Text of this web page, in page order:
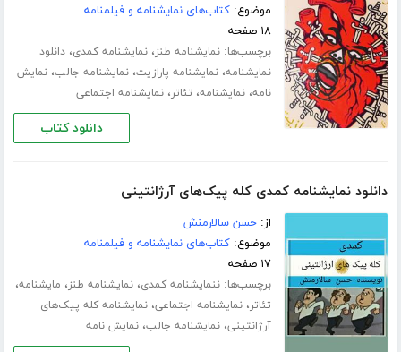
موضوع:کتاب‌های نمایشنامه و فیلمنامه
۱۸ صفحه
برچسب‌ها:نمایشنامه طنز،نمایشنامه کمدی،دانلود
نمایشنامه،نمایشنامه پارازیت،نمایشنامه جالب،نمایش
نامه،نمایشنامه، تئاتر،نمایشنامه اجتماعی
دانلود کتاب
دانلود نمایشنامه کمدی کله پیک‌های آرژانتینی
از:حسن سالارمنش
موضوع:کتاب‌های نمایشنامه و فیلمنامه
۱۷ صفحه
برچسب‌ها:ننمایشنامه کمدی،نمایشنامه طنز، مایشنامه،
تئاتر،نمایشنامه اجتماعی،نمایشنامه کله پیک‌های
آرژانتینی،نمایشنامه جالب،نمایش نامه